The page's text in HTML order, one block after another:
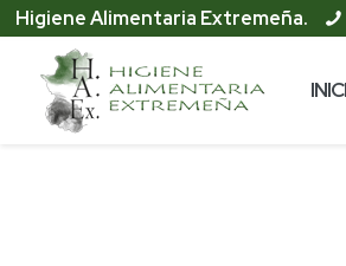
Higiene Alimentaria Extremeña.